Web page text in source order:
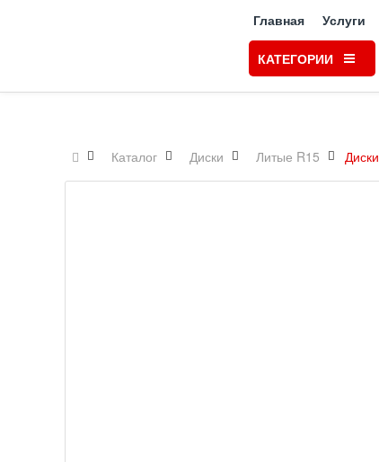
Главная Услуги
КАТЕГОРИИ
Каталог Диски Литые R15